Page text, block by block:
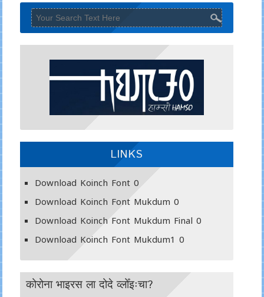
LINKS
Download Koinch Font0
Download Koinch Font Mukdum 0
Download Koinch Font Mukdum Final 0
Download Koinch Font Mukdum1 0
कोरोना भाइरस ला दोदे व्लोँइःचा?